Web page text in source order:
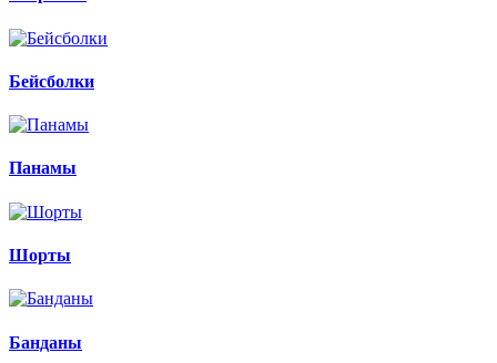
Бейсболки
Панамы
Шорты
Банданы